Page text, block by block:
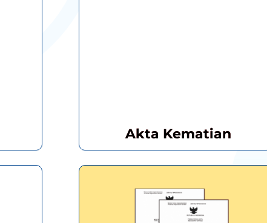
Akta Kematian